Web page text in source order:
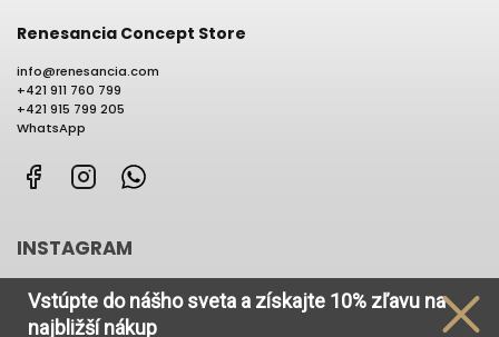
Renesancia Concept Store
info@renesancia.com
+421 911 760 799
+421 915 799 205
WhatsApp
FacebookInstagram
INSTAGRAM
Vstúpte do nášho sveta a získajte 10% zľavu na
najbližší nákup